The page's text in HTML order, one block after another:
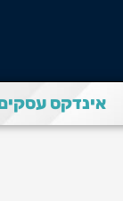
אינדקס